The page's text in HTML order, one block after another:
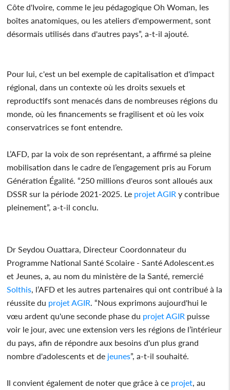
Côte d'Ivoire, comme le jeu pédagogique Oh Woman, les
boîtes anatomiques, ou les ateliers d'empowerment, sont
désormais utilisés dans d'autres pays”, a-t-il ajouté.
Pour lui, c'est un bel exemple de capitalisation et d'impact
régional, dans un contexte où les droits sexuels et
reproductifs sont menacés dans de nombreuses régions du
monde, où les financements se fragilisent et où les voix
conservatrices se font entendre.
L’AFD, par la voix de son représentant, a affirmé sa pleine
mobilisation dans le cadre de l’engagement pris au Forum
Génération Égalité. “250 millions d'euros sont alloués aux
DSSR sur la période 2021-2025. Le projet AGIR y contribue
pleinement”, a-t-il conclu.
Dr Seydou Ouattara, Directeur Coordonnateur du
Programme National Santé Scolaire - Santé Adolescent.es
et Jeunes, a, au nom du ministère de la Santé, remercié
Solthis , l’AFD et les autres partenaires qui ont contribué à la
réussite du projet AGIR . “Nous exprimons aujourd'hui le
vœu ardent qu'une seconde phase du projet AGIR puisse
voir le jour, avec une extension vers les régions de l’intérieur
du pays, afin de répondre aux besoins d'un plus grand
nombre d'adolescents et de jeunes”, a-t-il souhaité.
Il convient également de noter que grâce à ce projet , au